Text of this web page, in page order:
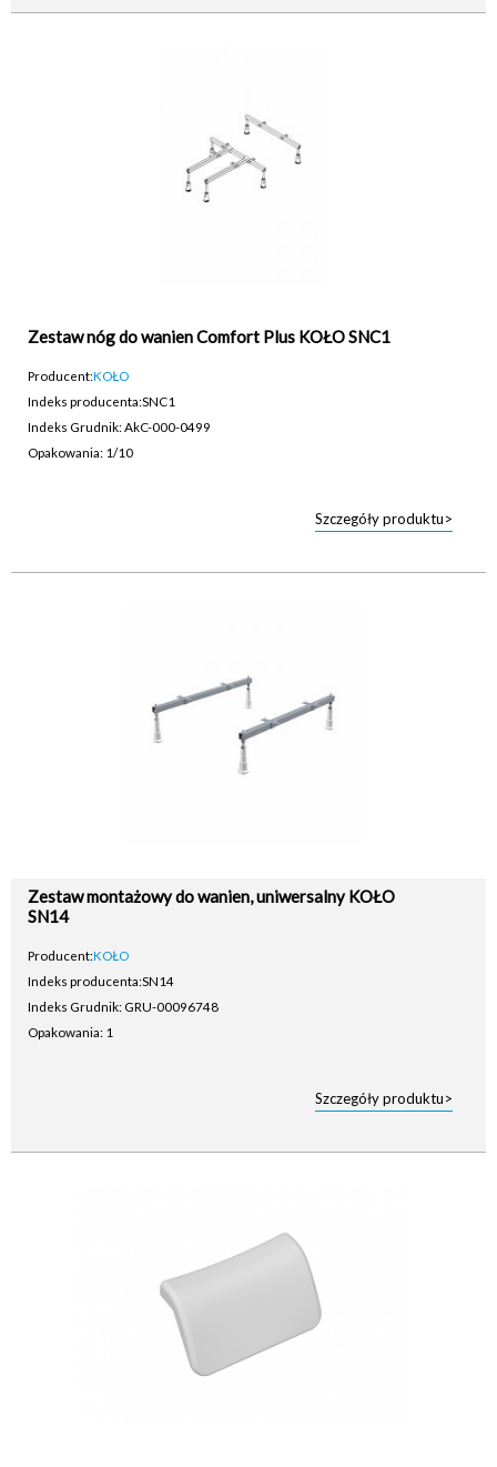
Zestaw nóg do wanien Comfort Plus KOŁO SNC1
Producent:KOŁO
Indeks producenta:SNC1
Indeks Grudnik: AkC-000-0499
Opakowania: 1/10
Szczegóły produktu>
Zestaw montażowy do wanien, uniwersalny KOŁO
SN14
Producent:KOŁO
Indeks producenta:SN14
Indeks Grudnik: GRU-00096748
Opakowania: 1
Szczegóły produktu>